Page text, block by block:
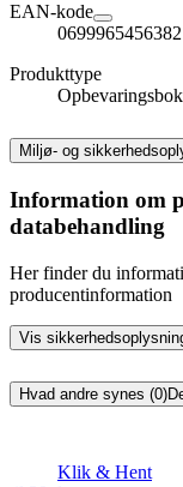
EAN-kode
0699965456382
Produkttype
Miljø- og
Information om
databehandling
Her finder du
producentinformation
Vis
Hvad andre synes (0)
Klik & Hent